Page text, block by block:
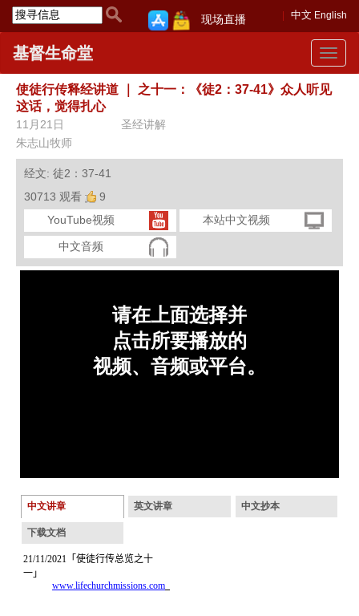
中文 English
现场直播
Toggle
基督生命堂
使徒行传释经讲道
之十一：《徒2：37-41》众人听见
这话，觉得扎心
11月21日
圣经讲解
朱志山牧师
经文: 徒2：37-41
30713 观看
9
YouTube视频
本站中文视频
中文音频
中文讲章 英文讲章 中文抄本
下载文档